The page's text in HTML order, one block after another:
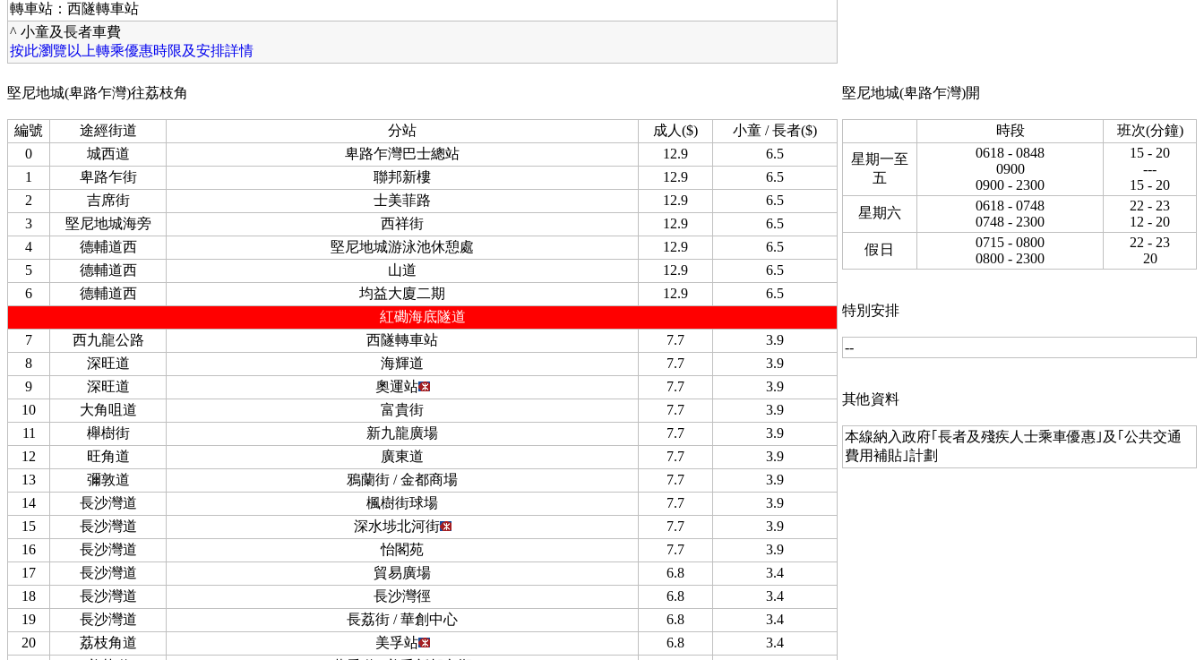
轉車站：西隧轉車站
^ 小童及長者車費
按此瀏覽以上轉乘優惠時限及安排詳情
堅尼地城(卑路乍灣)往荔枝角
編號 途經街道 分站 成人($)
小童 / 長者($)
0
城西道 卑路乍灣巴士總站 12.9
6.5
1
卑路乍街 聯邦新樓 12.9
6.5
2
吉席街 士美菲路 12.9
6.5
3
堅尼地城海旁 西祥街 12.9
6.5
4
德輔道西 堅尼地城游泳池休憩處 12.9
6.5
5
德輔道西 山道 12.9
6.5
6
德輔道西 均益大廈二期 12.9
6.5
紅磡海底隧道
7
西九龍公路 西隧轉車站 7.7
3.9
8
深旺道 海輝道 7.7
3.9
9
深旺道 奧運站 7.7
3.9
10
大角咀道 富貴街 7.7
3.9
11
櫸樹街 新九龍廣場 7.7
3.9
12
旺角道 廣東道 7.7
3.9
13
彌敦道 鴉蘭街 / 金都商場 7.7
3.9
14
長沙灣道 楓樹街球場 7.7
3.9
15
長沙灣道 深水埗北河街 7.7
3.9
16
長沙灣道 怡閣苑 7.7
3.9
17
長沙灣道 貿易廣場 6.8
3.4
18
長沙灣道 長沙灣徑 6.8
3.4
19
長沙灣道 長荔街 / 華創中心 6.8
3.4
20
荔枝角道 美孚站 6.8
3.4
堅尼地城(卑路乍灣)開
時段
班次(分鐘)
星期一至
五
0618 - 0848
0900
0900 - 2300
15 - 20
---
15 - 20
星期六
0618 - 0748
0748 - 2300
22 - 23
12 - 20
假日
0715 - 0800
0800 - 2300
22 - 23
20
特別安排
--
其他資料
本線納入政府｢長者及殘疾人士乘車優惠｣及｢公共交通
費用補貼｣計劃